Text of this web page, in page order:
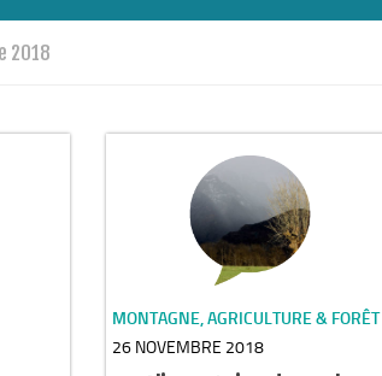
2018
MONTAGNE, AGRICULTURE & FORÊT
26 NOVEMBRE 2018